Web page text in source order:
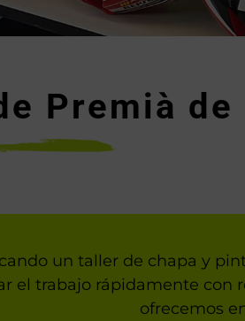
Premià
un taller de chapa y
el trabajo rápidamente con
ofrecemos